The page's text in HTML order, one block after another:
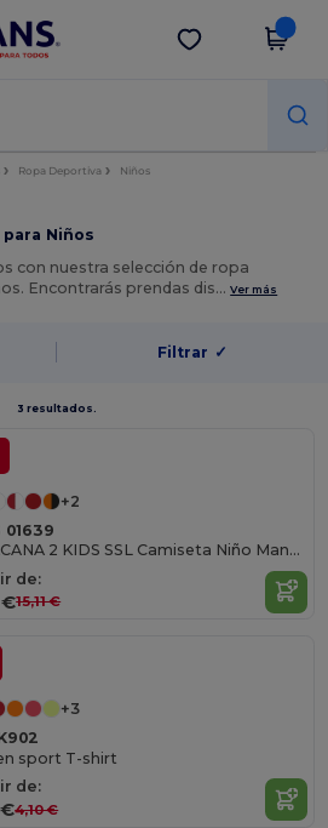
app!
Descargar app
Ropa Deportiva Niños
Niños
con nuestra selección de ropa
Encontrarás prendas dis…Ver más
Filtrar ✓
3 resultados.
+2
01639
MARACANA 2 KIDS SSL Camiseta Niño Manga Corta
de:
15,11 €
+3
sport T-shirt
de:
4,10 €